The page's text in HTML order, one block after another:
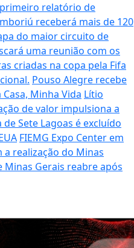
relatório de
receberá mais de 120
do maior circuito de
uma reunião com os
criadas na copa pela Fifa
Pouso Alegre recebe
Minha Vida Lítio
de valor impulsiona a
de Sete Lagoas é excluído
FIEMG Expo Center em
a realização do Minas
Gerais reabre após